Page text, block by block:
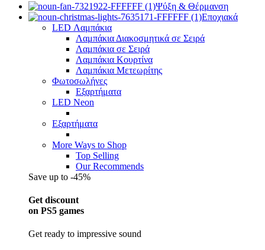
Ψύξη & Θέρμανση
Εποχιακά
LED Λαμπάκια
Λαμπάκια Διακοσμητικά σε Σειρά
Λαμπάκια σε Σειρά
Λαμπάκια Κουρτίνα
Λαμπάκια Μετεωρίτης
Φωτοσωλήνες
Εξαρτήματα
LED Neon
Εξαρτήματα
More Ways to Shop
Top Selling
Our Recommends
Save up to -45%
Get discount
on PS5 games
Get ready to impressive sound